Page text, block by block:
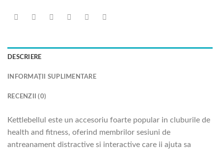
DESCRIERE
INFORMAȚII SUPLIMENTARE
RECENZII (0)
Kettlebellul este un accesoriu foarte popular in cluburile de
health and fitness, oferind membrilor sesiuni de
antreanament distractive si interactive care ii ajuta sa